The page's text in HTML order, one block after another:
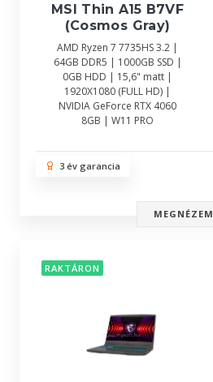
MSI Thin A15 B7VF
(Cosmos Gray)
AMD Ryzen 7 7735HS 3.2 |
64GB DDR5 | 1000GB SSD |
0GB HDD | 15,6" matt |
1920X1080 (FULL HD) |
NVIDIA GeForce RTX 4060
8GB | W11 PRO
3 év garancia
MEGNÉZEM
RAKTÁRON